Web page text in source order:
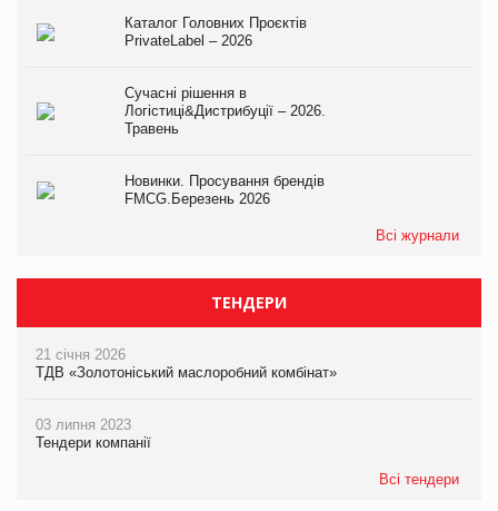
Каталог Головних Проєктів
PrivateLabel – 2026
Сучасні рішення в
Логістиці&Дистрибуції – 2026.
Травень
Новинки. Просування брендів
FMCG.Березень 2026
Всі журнали
ТЕНДЕРИ
21 січня 2026
ТДВ «Золотоніський маслоробний комбінат»
03 липня 2023
Тендери компанії
Всі тендери